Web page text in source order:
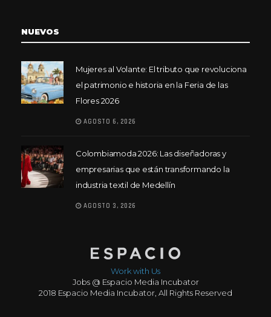
NUEVOS
Mujeres al Volante: El tributo que revoluciona
el patrimonio e historia en la Feria de las
Flores 2026
AGOSTO 6, 2026
Colombiamoda 2026: Las diseñadoras y
empresarias que están transformando la
industria textil de Medellín
AGOSTO 3, 2026
Work with Us
Jobs @ Espacio Media Incubator
2018 Espacio Media Incubator, All Rights Reserved